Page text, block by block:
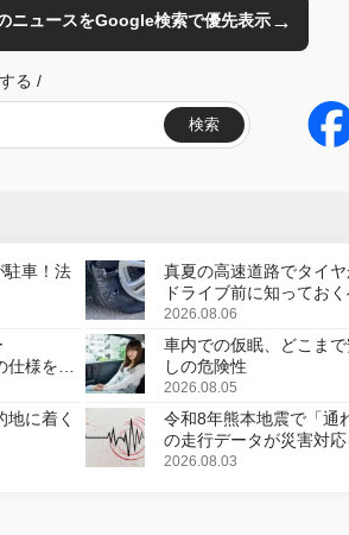
ニュースをGoogle検索で優先表示→
る /
検索
駐車！法
真夏の高速道路でタイ
ドライブ前に知ってお
2026.08.06
様を変
車内での仮眠、どこま
しの危険性
2026.08.05
に着く
令和8年熊本地震で「通
の走行データが災害対
2026.08.03